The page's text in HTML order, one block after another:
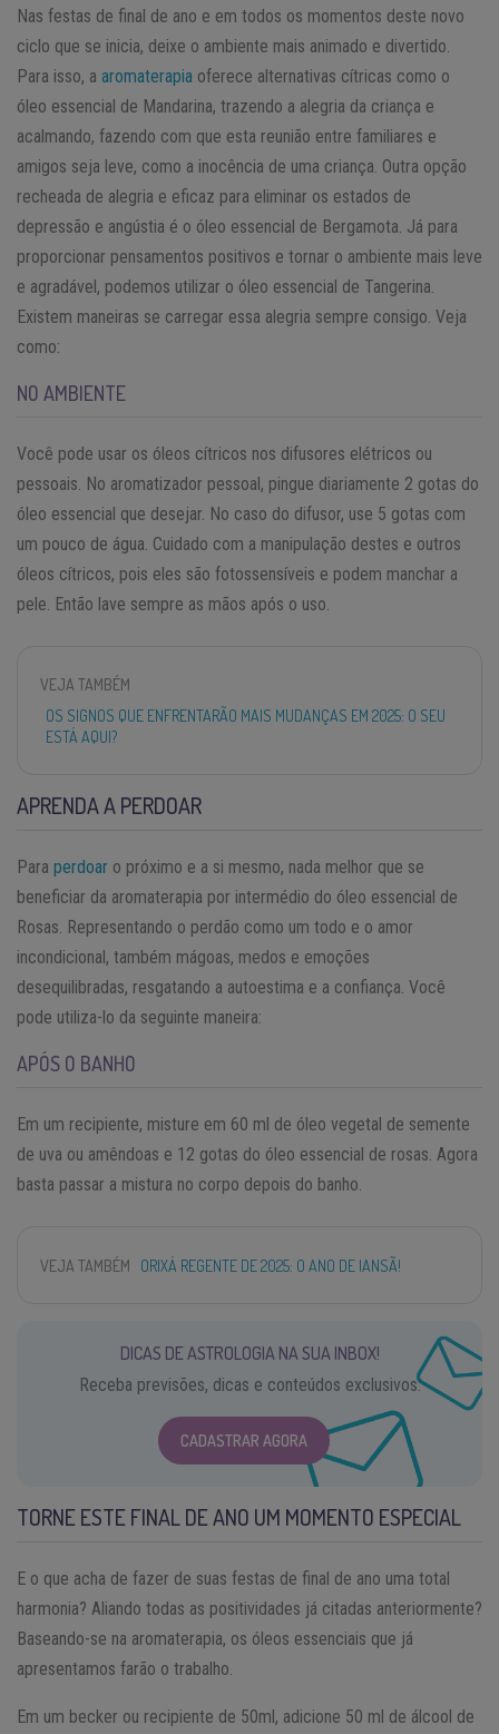
Nas festas de final de ano e em todos os momentos deste novo
ciclo que se inicia, deixe o ambiente mais animado e divertido.
Para isso, a aromaterapia oferece alternativas cítricas como o
óleo essencial de Mandarina, trazendo a alegria da criança e
acalmando, fazendo com que esta reunião entre familiares e
amigos seja leve, como a inocência de uma criança. Outra opção
recheada de alegria e eficaz para eliminar os estados de
depressão e angústia é o óleo essencial de Bergamota. Já para
proporcionar pensamentos positivos e tornar o ambiente mais leve
e agradável, podemos utilizar o óleo essencial de Tangerina.
Existem maneiras se carregar essa alegria sempre consigo. Veja
como:
NO AMBIENTE
Você pode usar os óleos cítricos nos difusores elétricos ou
pessoais. No aromatizador pessoal, pingue diariamente 2 gotas do
óleo essencial que desejar. No caso do difusor, use 5 gotas com
um pouco de água. Cuidado com a manipulação destes e outros
óleos cítricos, pois eles são fotossensíveis e podem manchar a
pele. Então lave sempre as mãos após o uso.
VEJA TAMBÉM
OS SIGNOS QUE ENFRENTARÃO MAIS MUDANÇAS EM 2025: O SEU
ESTÁ AQUI?
APRENDA A PERDOAR
Para perdoar o próximo e a si mesmo, nada melhor que se
beneficiar da aromaterapia por intermédio do óleo essencial de
Rosas. Representando o perdão como um todo e o amor
incondicional, também mágoas, medos e emoções
desequilibradas, resgatando a autoestima e a confiança. Você
pode utiliza-lo da seguinte maneira:
APÓS O BANHO
Em um recipiente, misture em 60 ml de óleo vegetal de semente
de uva ou amêndoas e 12 gotas do óleo essencial de rosas. Agora
basta passar a mistura no corpo depois do banho.
VEJA TAMBÉM ORIXÁ REGENTE DE 2025: O ANO DE IANSÃ!
DICAS DE ASTROLOGIA NA SUA INBOX!
Receba previsões, dicas e conteúdos exclusivos.
CADASTRAR AGORA
TORNE ESTE FINAL DE ANO UM MOMENTO ESPECIAL
E o que acha de fazer de suas festas de final de ano uma total
harmonia? Aliando todas as positividades já citadas anteriormente?
Baseando-se na aromaterapia, os óleos essenciais que já
apresentamos farão o trabalho.
Em um becker ou recipiente de 50ml, adicione 50 ml de álcool de